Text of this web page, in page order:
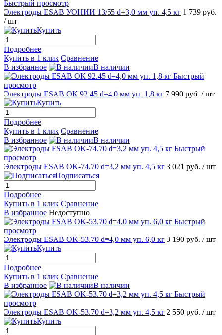
Быстрый просмотр
Электроды ESAB УОНИИ 13/55 d=3,0 мм уп. 4,5 кг 1 739 руб.
/ шт
Купить
Подробнее
Купить в 1 клик Сравнение
В избранное
В наличии
Быстрый
просмотр
Электроды ESAB ОК 92.45 d=4,0 мм уп. 1,8 кг 7 990 руб. / шт
Купить
Подробнее
Купить в 1 клик Сравнение
В избранное
В наличии
Быстрый
просмотр
Электроды ESAB OK-74.70 d=3,2 мм уп. 4,5 кг 3 021 руб. / шт
Подписаться
Подробнее
Купить в 1 клик Сравнение
В избранное Недоступно
Быстрый
просмотр
Электроды ESAB OK-53.70 d=4,0 мм уп. 6,0 кг 3 190 руб. / шт
Купить
Подробнее
Купить в 1 клик Сравнение
В избранное
В наличии
Быстрый
просмотр
Электроды ESAB OK-53.70 d=3,2 мм уп. 4,5 кг 2 550 руб. / шт
Купить